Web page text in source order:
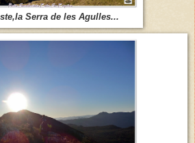
Serra de les Agulles...